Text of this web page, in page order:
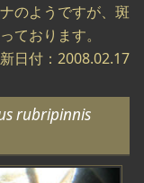
のようですが、斑
ております。
日付：2008.02.17
rubripinnis